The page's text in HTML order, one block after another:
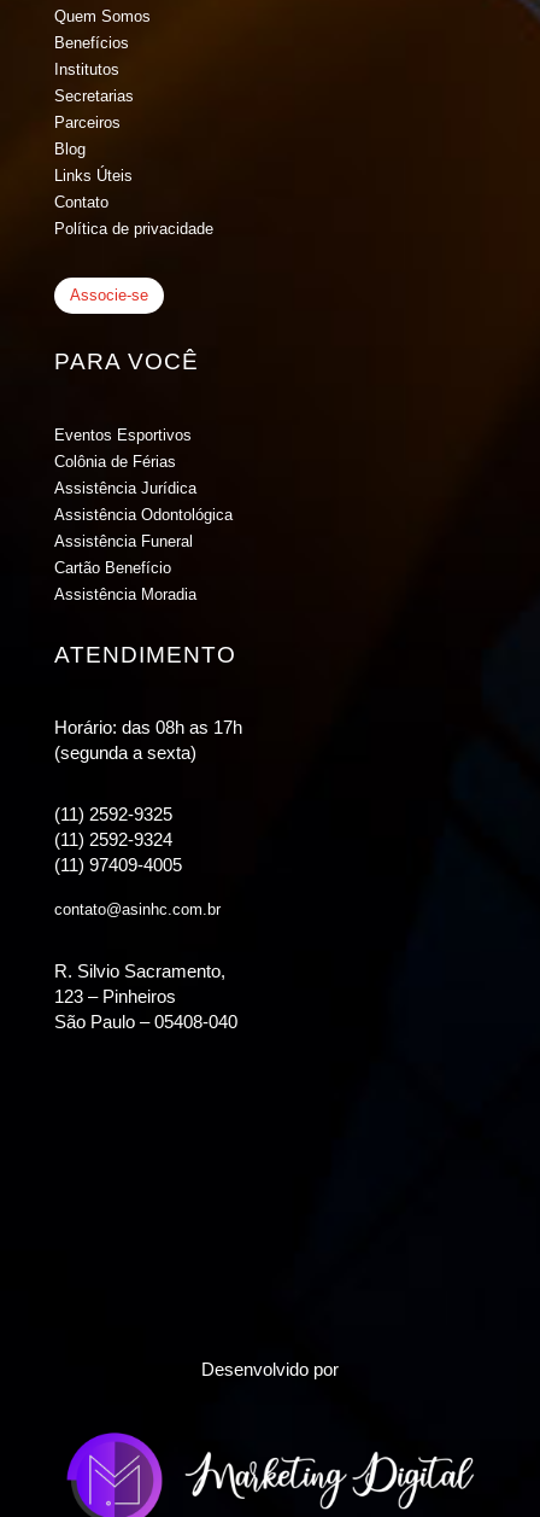
Quem Somos
Benefícios
Institutos
Secretarias
Parceiros
Blog
Links Úteis
Contato
Política de privacidade
Associe-se
PARA VOCÊ
Eventos Esportivos
Colônia de Férias
Assistência Jurídica
Assistência Odontológica
Assistência Funeral
Cartão Benefício
Assistência Moradia
ATENDIMENTO
Horário: das 08h as 17h
(segunda a sexta)
(11) 2592-9325
(11) 2592-9324
(11) 97409-4005
contato@asinhc.com.br
R. Silvio Sacramento,
123 – Pinheiros
São Paulo – 05408-040
Desenvolvido por